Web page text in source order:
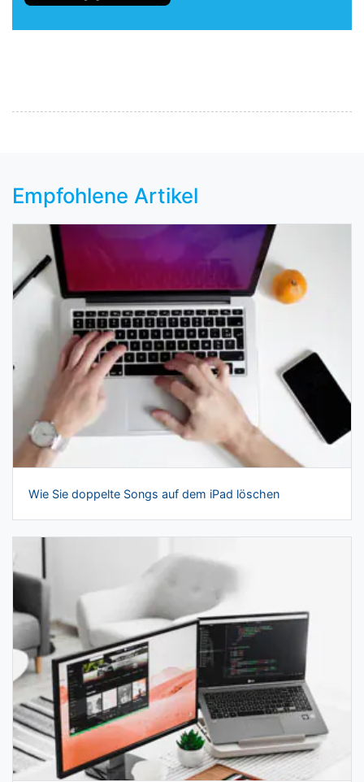
Empfohlene Artikel
Wie Sie doppelte Songs auf dem iPad löschen